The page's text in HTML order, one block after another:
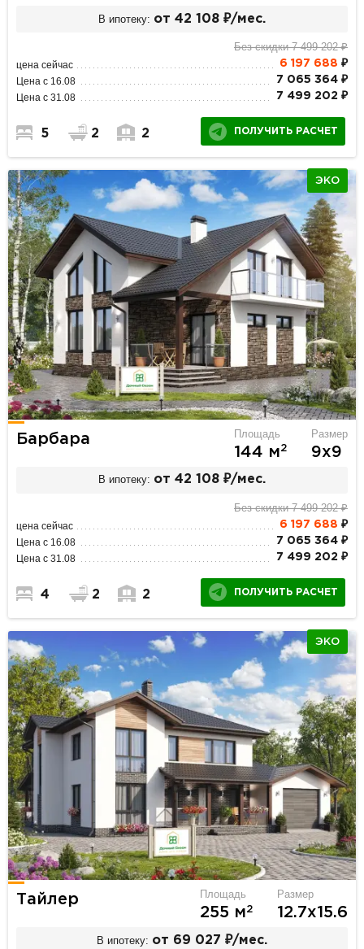
В ипотеку: от 42 108 ₽/мес.
Без скидки 7 499 202 ₽
цена сейчас 6 197 688 ₽
Цена с 16.08 7 065 364 ₽
Цена с 31.08 7 499 202 ₽
5 2 2 ПОЛУЧИТЬ РАСЧЕТ
ЭКО
Барбара Площадь
144 м2
Размер
9х9
В ипотеку: от 42 108 ₽/мес.
Без скидки 7 499 202 ₽
цена сейчас 6 197 688 ₽
Цена с 16.08 7 065 364 ₽
Цена с 31.08 7 499 202 ₽
4 2 2 ПОЛУЧИТЬ РАСЧЕТ
ЭКО
Тайлер Площадь
255 м2
Размер
12.7х15.6
В ипотеку: от 69 027 ₽/мес.